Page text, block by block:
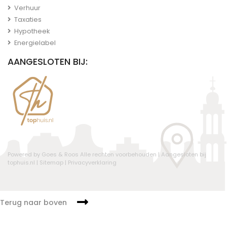
Verhuur
Taxaties
Hypotheek
Energielabel
AANGESLOTEN BIJ:
Powered by Goes & Roos Alle rechten voorbehouden | Aangesloten bij
tophuis.nl | Sitemap | Privacyverklaring